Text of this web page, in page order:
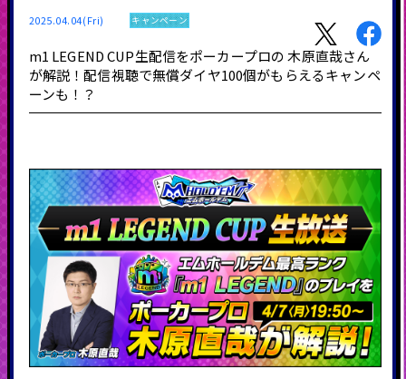
2025.04.04(Fri) キャンペーン
m1 LEGEND CUP生配信をポーカープロの 木原直哉さん
が解説！配信視聴で無償ダイヤ100個がもらえるキャンペ
ーンも！？